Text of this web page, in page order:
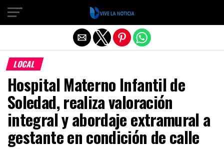
LOCAL
Hospital Materno Infantil de
Soledad, realiza valoración
integral y abordaje extramural a
gestante en condición de calle
Salir de la versión móvil